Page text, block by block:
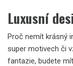
Luxusní
Proč nemít krásný
super motivech či
fantazie, budete